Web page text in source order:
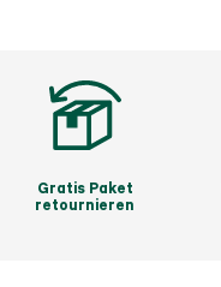
Gratis Paket
retournieren